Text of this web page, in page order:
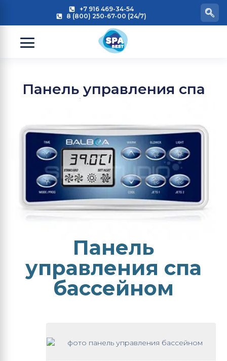
+7 916 469-34-54
8 (800) 250-67-00 (24/7)
Панель управления спа
бассейном
Панель
управления спа
бассейном